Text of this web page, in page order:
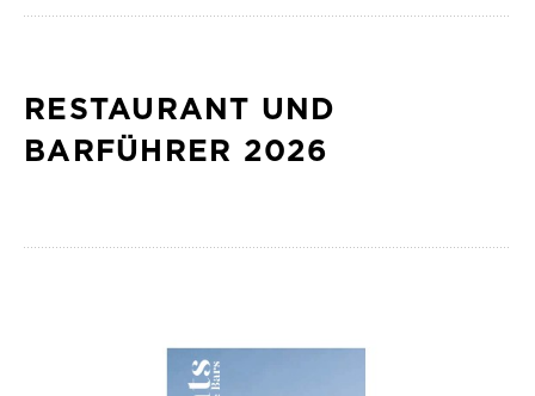
RESTAURANT UND
BARFÜHRER 2026